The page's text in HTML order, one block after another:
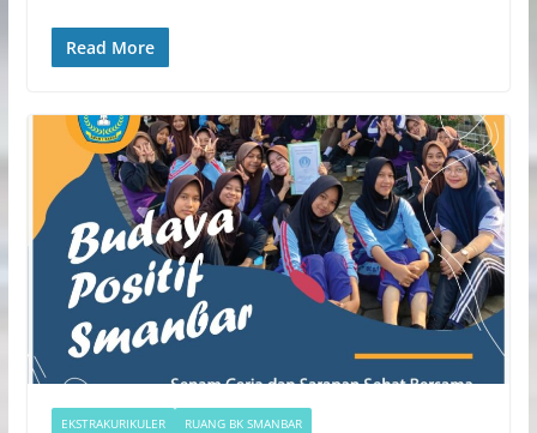
Read More
EKSTRAKURIKULER RUANG BK SMANBAR